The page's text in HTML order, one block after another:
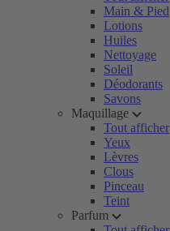
Main & Pied
Lotions
Huiles
Nettoyage
Soleil
Déodorants
Savons
Maquillage
Tout afficher
Yeux
Lèvres
Clous
Pinceau
Teint
Parfum